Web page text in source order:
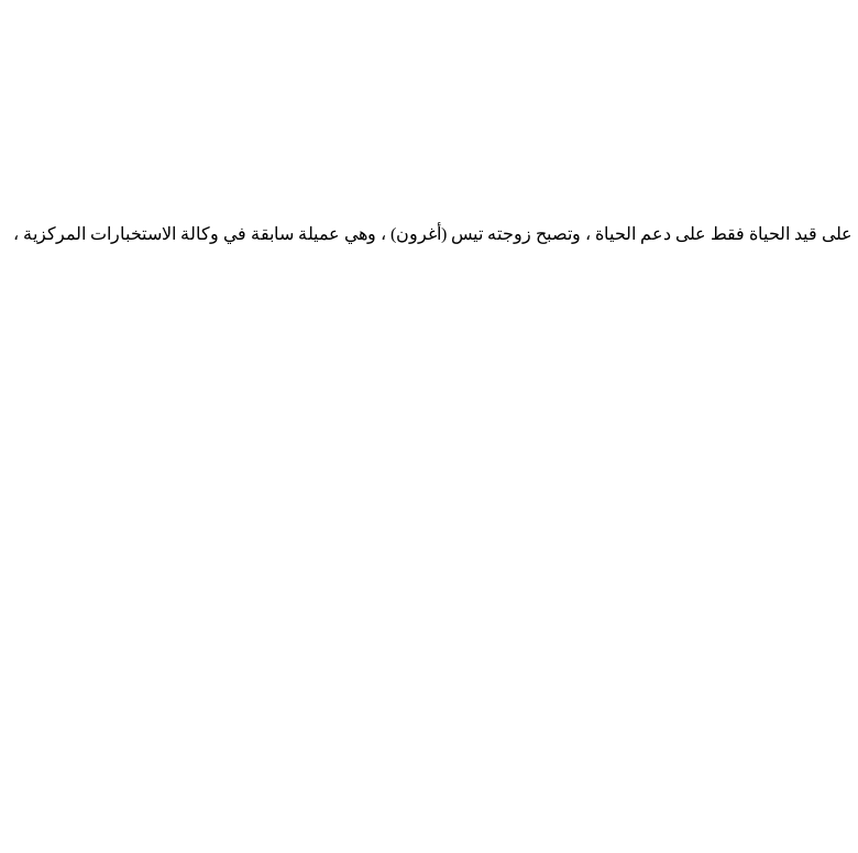
قيد الحياة فقط على دعم الحياة ، وتصبح زوجته تيس (أغرون) ، وهي عميلة سابقة في وكالة الاستخبارات المركزية ،